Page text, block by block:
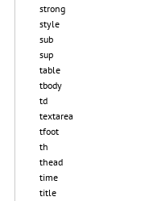
strong
style
sub
sup
table
tbody
td
textarea
tfoot
th
thead
time
title